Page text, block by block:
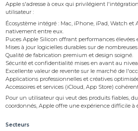
Apple s'adresse à ceux qui privilégient
utilisateur :
Écosystème intégré : Mac, iPhone, iPad, Watch
nativement entre eux.
Puces Apple Silicon offrant performances élevées
Mises à jour logicielles durables sur de nombreuses
Qualité de fabrication premium et design soigné.
Sécurité et confidentialité mises en avant au
Excellente valeur de revente sur le marché de
Applications professionnelles et créatives
Accessoires et services (iCloud, App Store)
Pour un utilisateur qui veut des produits fiables,
coordonnés, Apple offre une expérience difficile à
Secteurs